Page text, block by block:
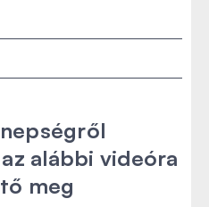
alábbi videóra
meg